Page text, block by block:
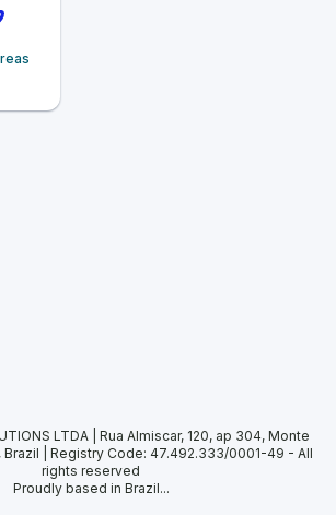
LTDA | Rua Almiscar, 120, ap 304, Monte
Brazil | Registry Code: 47.492.333/0001-49 - All
rights reserved
Proudly based in Brazil...